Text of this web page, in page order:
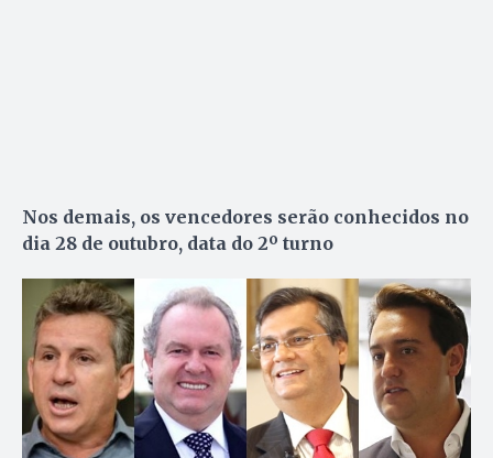
Nos demais, os vencedores serão conhecidos no
dia 28 de outubro, data do 2º turno